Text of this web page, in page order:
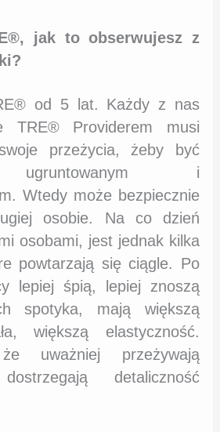
jak to obserwujesz z
od 5 lat. Każdy z nas
TRE® Providerem musi
przeżycia, żeby być
ugruntowanym i
Wtedy może bezpiecznie
osobie. Na co dzień
osobami, jest jednak kilka
powtarzają się ciągle. Po
lepiej śpią, lepiej znoszą
spotyka, mają większą
większą elastyczność.
uważniej przeżywają
detaliczność